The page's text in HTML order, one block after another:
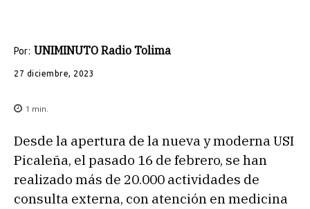
Por: UNIMINUTO Radio Tolima
27 diciembre, 2023
1 min.
Desde la apertura de la nueva y moderna USI
Picaleña, el pasado 16 de febrero, se han
realizado más de 20.000 actividades de
consulta externa, con atención en medicina